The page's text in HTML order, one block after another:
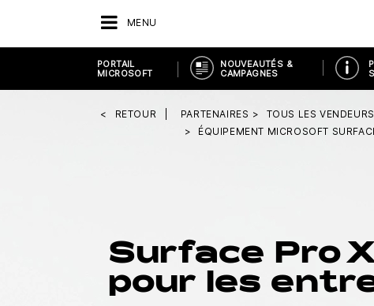
MENU
PORTAIL
MICROSOFT
NOUVEAUTÉS &
CAMPAGNES
RETOUR PARTENAIRES TOUS LES VENDEURS
ÉQUIPEMENT MICROSOFT
Surface Pro
pour les